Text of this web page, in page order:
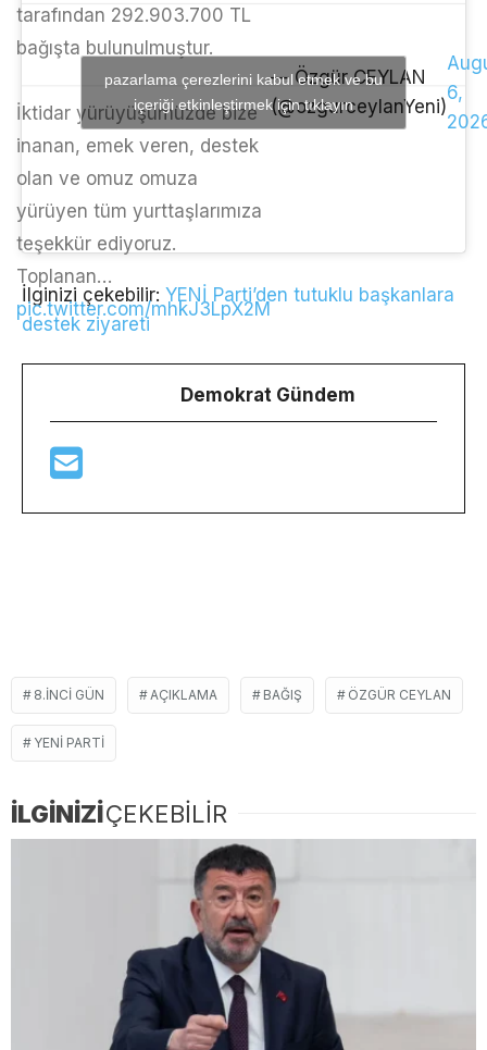
tarafından 292.903.700 TL
bağışta bulunulmuştur.
İktidar yürüyüşümüzde bize
inanan, emek veren, destek
olan ve omuz omuza
yürüyen tüm yurttaşlarımıza
teşekkür ediyoruz.
Toplanan…
pic.twitter.com/mhkJ3LpX2M
— Özgür CEYLAN
(@ozgurceylanYeni)
6,
pazarlama çerezlerini kabul etmek ve bu
içeriği etkinleştirmek için tıklayın
İlginizi çekebilir: YENİ Parti’den tutuklu başkanlara
destek ziyareti
Demokrat Gündem
8.INCI GÜN AÇIKLAMA BAĞIŞ ÖZGÜR CEYLAN
YENI PARTI
İLGİNİZİÇEKEBİLİR